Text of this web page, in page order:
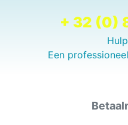
+ 32 (0)
Een